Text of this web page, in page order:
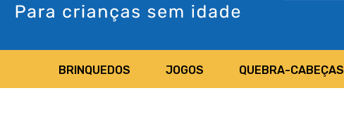
BRINQUEDOS JOGOS QUEBRA-CABEÇAS